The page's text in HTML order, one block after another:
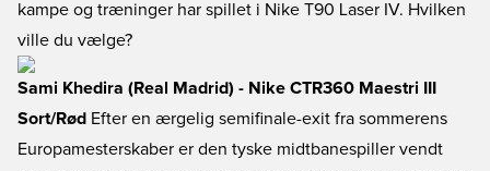
kampe og træninger har spillet i Nike T90 Laser IV. Hvilken
ville du vælge?
Sami Khedira (Real Madrid) - Nike CTR360 Maestri III
Sort/Rød Efter en ærgelig semifinale-exit fra sommerens
Europamesterskaber er den tyske midtbanespiller vendt